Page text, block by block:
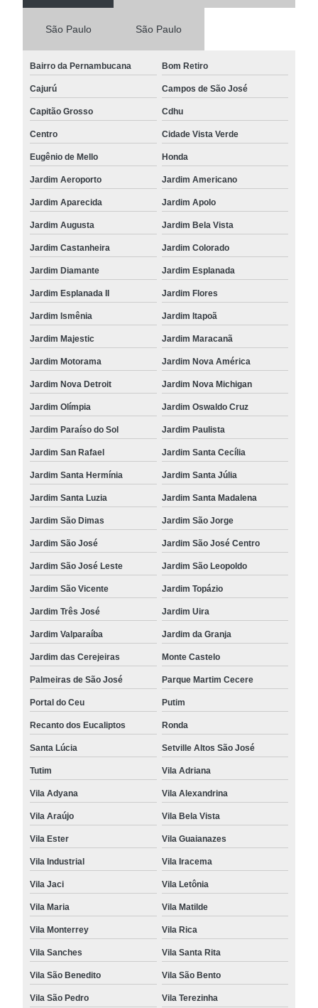
São Paulo São Paulo
Bairro da Pernambucana Bom Retiro
Cajurú Campos de São José
Capitão Grosso Cdhu
Centro Cidade Vista Verde
Eugênio de Mello Honda
Jardim Aeroporto Jardim Americano
Jardim Aparecida Jardim Apolo
Jardim Augusta Jardim Bela Vista
Jardim Castanheira Jardim Colorado
Jardim Diamante Jardim Esplanada
Jardim Esplanada II Jardim Flores
Jardim Ismênia Jardim Itapoã
Jardim Majestic Jardim Maracanã
Jardim Motorama Jardim Nova América
Jardim Nova Detroit Jardim Nova Michigan
Jardim Olímpia Jardim Oswaldo Cruz
Jardim Paraíso do Sol Jardim Paulista
Jardim San Rafael Jardim Santa Cecília
Jardim Santa Hermínia Jardim Santa Júlia
Jardim Santa Luzia Jardim Santa Madalena
Jardim São Dimas Jardim São Jorge
Jardim São José Jardim São José Centro
Jardim São José Leste Jardim São Leopoldo
Jardim São Vicente Jardim Topázio
Jardim Três José Jardim Uira
Jardim Valparaíba Jardim da Granja
Jardim das Cerejeiras Monte Castelo
Palmeiras de São José Parque Martim Cecere
Portal do Ceu Putim
Recanto dos Eucaliptos Ronda
Santa Lúcia Setville Altos São José
Tutim Vila Adriana
Vila Adyana Vila Alexandrina
Vila Araújo Vila Bela Vista
Vila Ester Vila Guaianazes
Vila Industrial Vila Iracema
Vila Jaci Vila Letônia
Vila Maria Vila Matilde
Vila Monterrey Vila Rica
Vila Sanches Vila Santa Rita
Vila São Benedito Vila São Bento
Vila São Pedro Vila Terezinha